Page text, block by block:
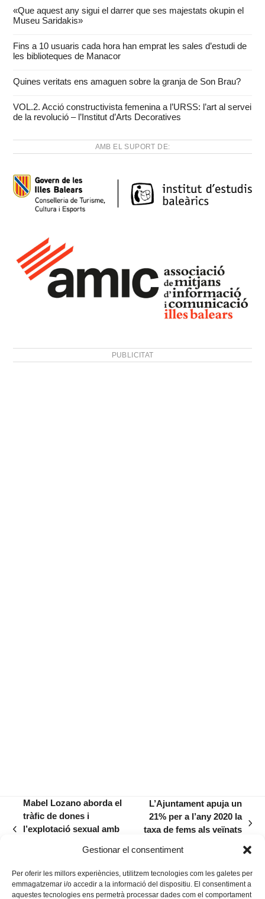
Gestionar el consentiment
Per oferir les millors experiències, utilitzem tecnologies com les galetes per
emmagatzemar i/o accedir a la informació del dispositiu. El consentiment a
aquestes tecnologies ens permetrà processar dades com el comportament
«Que aquest any sigui el darrer que ses majestats okupin el
Museu Saridakis»
Fins a 10 usuaris cada hora han emprat les sales d’estudi de
les biblioteques de Manacor
Quines veritats ens amaguen sobre la granja de Son Brau?
VOL.2. Acció constructivista femenina a l’URSS: l’art al servei
de la revolució – l’Institut d’Arts Decoratives
AMB EL SUPORT DE:
PUBLICITAT
previous
Mabel Lozano aborda el
tràfic de dones i
l’explotació sexual amb
next
L’Ajuntament apuja un
21% per a l’any 2020 la
taxa de fems als veïnats